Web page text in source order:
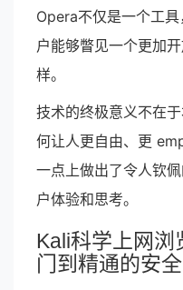
Opera不仅是一个工
户能够瞥见一个更加
样。
技术的终极意义不在
何让人更自由、更
一点上做出了令人钦
户体验和思考。
Kali科学上网浏
门到精通的安